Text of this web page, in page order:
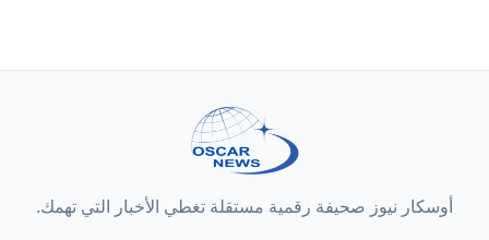
أوسكار نيوز صحيفة رقمية مستقلة تغطي الأخبار التي تهمك.